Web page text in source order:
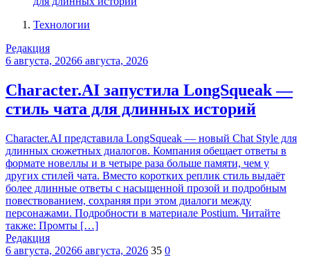
Технологии
Редакция
6 августа, 20266 августа, 2026
Character.AI запустила LongSqueak —
стиль чата для длинных историй
Character.AI представила LongSqueak — новый Chat Style для
длинных сюжетных диалогов. Компания обещает ответы в
формате новеллы и в четыре раза больше памяти, чем у
других стилей чата. Вместо коротких реплик стиль выдаёт
более длинные ответы с насыщенной прозой и подробным
повествованием, сохраняя при этом диалоги между
персонажами. Подробности в материале Postium. Читайте
также: Промты […]
Редакция
6 августа, 20266 августа, 2026 35 0